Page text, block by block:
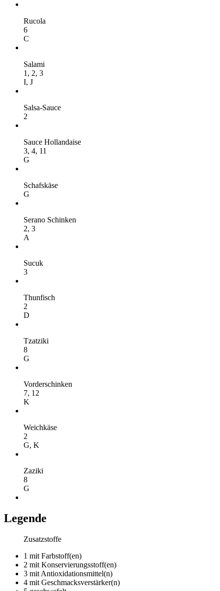
Rucola
6
C
Salami
1, 2, 3
I, J
Salsa-Sauce
2
Sauce Hollandaise
3, 4, 11
G
Schafskäse
G
Serano Schinken
2, 3
A
Sucuk
3
Thunfisch
2
D
Tzatziki
8
G
Vorderschinken
7, 12
K
Weichkäse
2
G, K
Zaziki
8
G
Legende
Zusatzstoffe
1 mit Farbstoff(en)
2 mit Konservierungsstoff(en)
3 mit Antioxidationsmittel(n)
4 mit Geschmacksverstärker(n)